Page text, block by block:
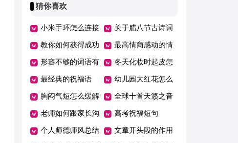
猜你喜欢
小米手环怎么连接
手机微信消息
关于腊八节古诗词
教你如何获得成功 最高情商感动的情
话
形容不够的词语有
哪些
冬天化妆时起皮怎
么办
最经典的祝福语 幼儿园大红花怎么
剪
胸闷气短怎么缓解 全球十首天籁之音
中文
老师如何跟家长沟
通交流
高考祝福短句
个人师德师风总结 文章开头段的作用